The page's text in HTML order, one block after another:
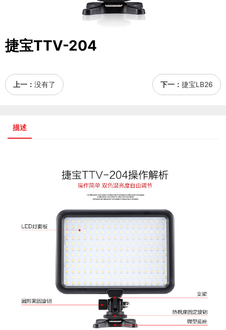
捷宝TTV-204
上一： 没有了 下一： 捷宝LB26
描述